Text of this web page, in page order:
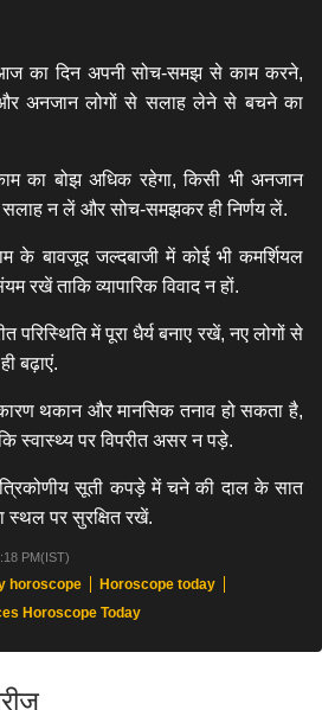
का दिन अपनी सोच-समझ से काम करने,
अनजान लोगों से सलाह लेने से बचने का
का बोझ अधिक रहेगा, किसी भी अनजान
न लें और सोच-समझकर ही निर्णय लें.
के बावजूद जल्दबाजी में कोई भी कमर्शियल
रखें ताकि व्यापारिक विवाद न हों.
परिस्थिति में पूरा धैर्य बनाए रखें, नए लोगों से
बढ़ाएं.
थकान और मानसिक तनाव हो सकता है,
स्वास्थ्य पर विपरीत असर न पड़े.
सूती कपड़े में चने की दाल के सात
स्थल पर सुरक्षित रखें.
PM(IST)
horoscope
Horoscope today
Horoscope Today